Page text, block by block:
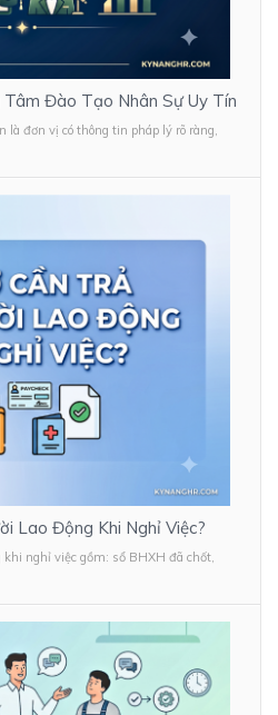
Tâm Đào Tạo Nhân Sự Uy Tín
đơn vị có thông tin pháp lý rõ ràng,
Lao Động Khi Nghỉ Việc?
nghỉ việc gồm: sổ BHXH đã chốt,